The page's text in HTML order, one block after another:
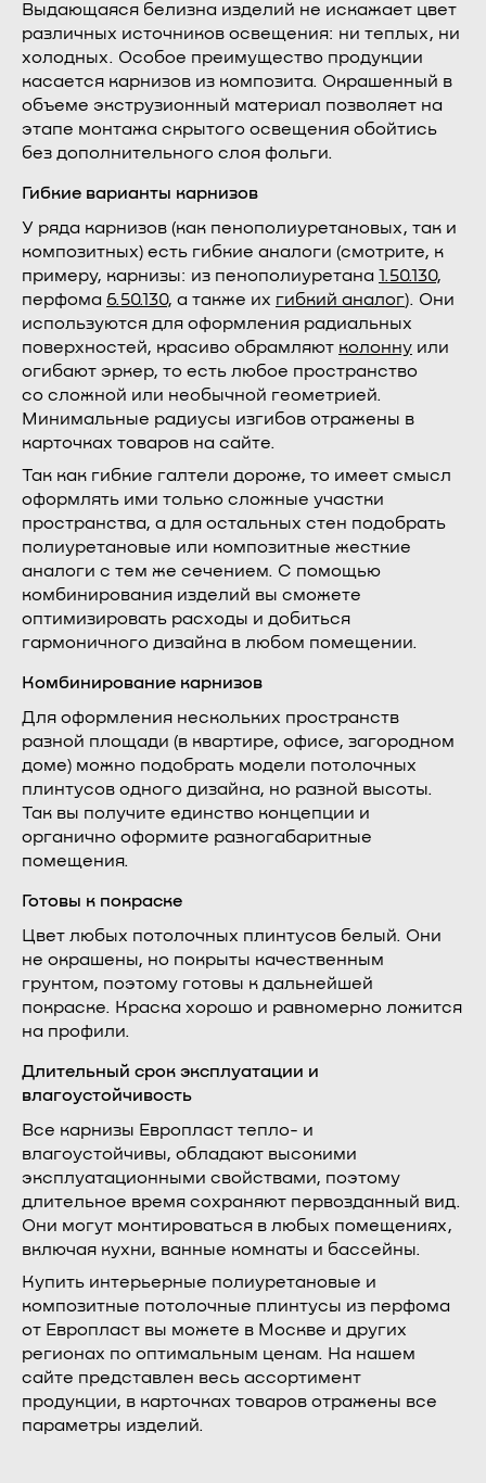
Выдающаяся белизна изделий не искажает цвет
различных источников освещения: ни теплых, ни
холодных. Особое преимущество продукции
касается карнизов из композита. Окрашенный в
объеме экструзионный материал позволяет на
этапе монтажа скрытого освещения обойтись
без дополнительного слоя фольги.
Гибкие варианты карнизов
У ряда карнизов (как пенополиуретановых, так и
композитных) есть гибкие аналоги (смотрите, к
примеру, карнизы: из пенополиуретана 1.50.130,
перфома 6.50.130, а также их гибкий аналог). Они
используются для оформления радиальных
поверхностей, красиво обрамляют колонну или
огибают эркер, то есть любое пространство
со сложной или необычной геометрией.
Минимальные радиусы изгибов отражены в
карточках товаров на сайте.
Так как гибкие галтели дороже, то имеет смысл
оформлять ими только сложные участки
пространства, а для остальных стен подобрать
полиуретановые или композитные жесткие
аналоги с тем же сечением. С помощью
комбинирования изделий вы сможете
оптимизировать расходы и добиться
гармоничного дизайна в любом помещении.
Комбинирование карнизов
Для оформления нескольких пространств
разной площади (в квартире, офисе, загородном
доме) можно подобрать модели потолочных
плинтусов одного дизайна, но разной высоты.
Так вы получите единство концепции и
органично оформите разногабаритные
помещения.
Готовы к покраске
Цвет любых потолочных плинтусов белый. Они
не окрашены, но покрыты качественным
грунтом, поэтому готовы к дальнейшей
покраске. Краска хорошо и равномерно ложится
на профили.
Длительный срок эксплуатации и
влагоустойчивость
Все карнизы Европласт тепло- и
влагоустойчивы, обладают высокими
эксплуатационными свойствами, поэтому
длительное время сохраняют первозданный вид.
Они могут монтироваться в любых помещениях,
включая кухни, ванные комнаты и бассейны.
Купить интерьерные полиуретановые и
композитные потолочные плинтусы из перфома
от Европласт вы можете в Москве и других
регионах по оптимальным ценам. На нашем
сайте представлен весь ассортимент
продукции, в карточках товаров отражены все
параметры изделий.